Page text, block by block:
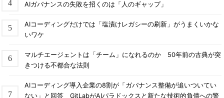
AIガバナンスの失敗を招くのは「人のギャップ」
AIコーディングだけでは「塩漬けレガシーの刷新」がうまくいかな
いワケ
マルチエージェントは「チーム」になれるのか 50年前の古典が突
きつける不都合な法則
AIコーディング導入企業の8割が「ガバナンス整備が追いついてい
ない」と回答 GitLabがAIパラドックスと新たな技術的負債への警